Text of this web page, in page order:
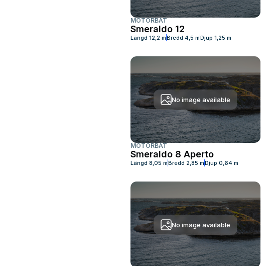
MOTORBÅT
Smeraldo 12
Längd 12,2 mBredd 4,5 mDjup 1,25 m
No image available
MOTORBÅT
Smeraldo 8 Aperto
Längd 8,05 mBredd 2,85 mDjup 0,64 m
No image available